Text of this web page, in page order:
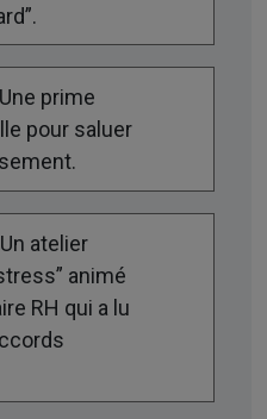
prime
pour saluer
atelier
animé
RH qui a lu